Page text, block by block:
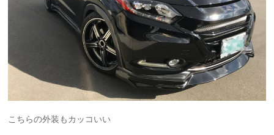
こちらの外装もカッコいい